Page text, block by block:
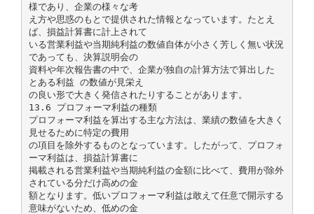
様であり、企業の様々な考
え方や思惑のもとで提供された情報となっています。たとえ
ば、損益計算書に計上されて
いる営業利益や当期純利益の数値自体が小さく芳しく無い状況
であっても、決算説明会の
資料や年次報告書の中で、企業が独自の計算方法で算出した
とある利益 の数値が見栄え
の良い形で大きく発信されたりすることがあります。
13.6 プロフォーマ利益の種類
プロフォーマ利益を算出する主な方法は、業績の数値を大きく
見せるために特定の費用
の項目を除外するものとなっています。したがって、プロフォ
ーマ利益は、損益計算書に
掲載される営業利益や当期純利益の金額に比べて、費用が除外
されている分だけ高めの金
額となります。低いプロフォーマ利益は敢えて任意で開示する
意味がないため、低めの金